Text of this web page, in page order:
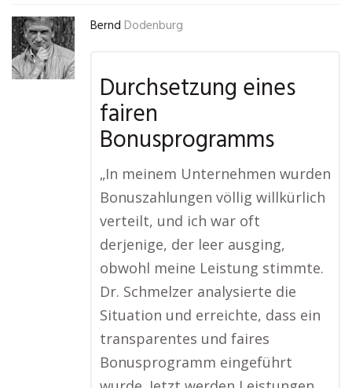
Bernd Dodenburg
Durchsetzung eines
fairen
Bonusprogramms
„In meinem Unternehmen wurden
Bonuszahlungen völlig willkürlich
verteilt, und ich war oft
derjenige, der leer ausging,
obwohl meine Leistung stimmte.
Dr. Schmelzer analysierte die
Situation und erreichte, dass ein
transparentes und faires
Bonusprogramm eingeführt